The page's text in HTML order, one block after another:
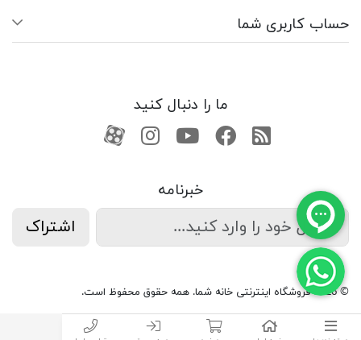
حساب کاربری شما
ما را دنبال کنید
RSSفیسبوکیوتیوبکانال آپارات
کانال آپارات
خبرنامه
اشتراک
© 2026 فروشگاه اینترنتی خانه شما. همه حقوق محفوظ است.